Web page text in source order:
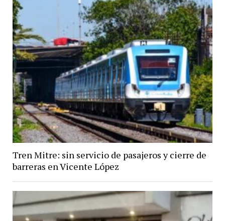
Tren Mitre: sin servicio de pasajeros y cierre de
barreras en Vicente López